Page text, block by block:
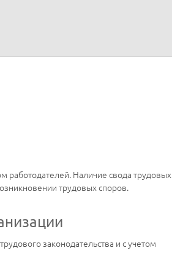
работодателей. Наличие свода трудовых
трудовых споров.
законодательства и с учетом